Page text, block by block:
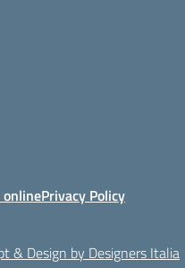
Privacy Policy
& Design by Designers Italia